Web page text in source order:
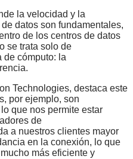
la velocidad y la
datos son fundamentales,
de los centros de datos
se trata solo de
de cómputo: la
Technologies, destaca este
por ejemplo, son
lo que nos permite estar
de
a nuestros clientes mayor
en la conexión, lo que
más eficiente y